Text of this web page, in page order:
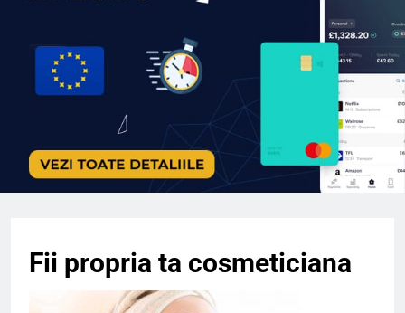
Fii propria ta cosmeticiana